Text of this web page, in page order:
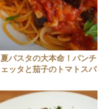
夏パスタの大本命！パンチ
ェッタと茄子のトマトスパ